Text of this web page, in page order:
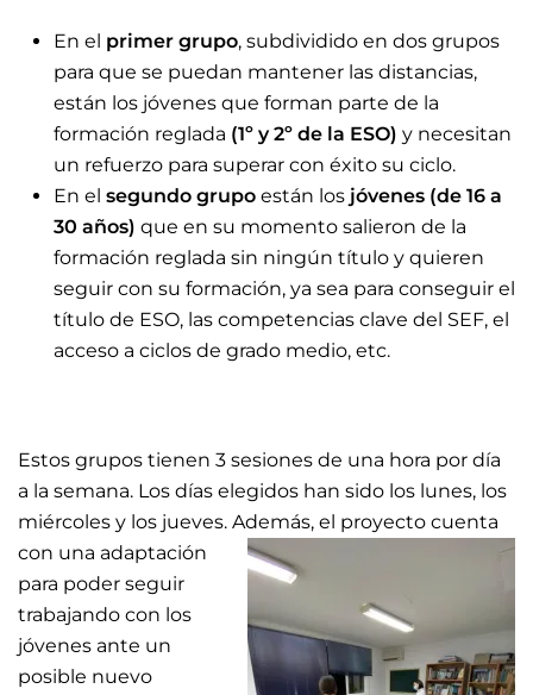
En el primer grupo, subdividido en dos grupos
para que se puedan mantener las distancias,
están los jóvenes que forman parte de la
formación reglada (1º y 2º de la ESO) y necesitan
un refuerzo para superar con éxito su ciclo.
En el segundo grupo están los jóvenes (de 16 a
30 años) que en su momento salieron de la
formación reglada sin ningún título y quieren
seguir con su formación, ya sea para conseguir el
título de ESO, las competencias clave del SEF, el
acceso a ciclos de grado medio, etc.
Estos grupos tienen 3 sesiones de una hora por día
a la semana. Los días elegidos han sido los lunes, los
miércoles y los jueves. Además, el proyecto cuenta
con una adaptación
para poder seguir
trabajando con los
jóvenes ante un
posible nuevo